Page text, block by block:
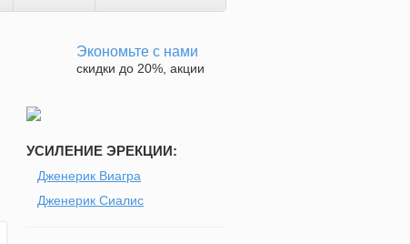
Экономьте с нами
скидки до 20%, акции
УСИЛЕНИЕ ЭРЕКЦИИ:
Дженерик Виагра
Дженерик Сиалис